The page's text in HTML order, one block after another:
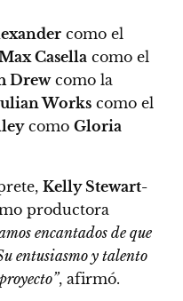
como el
Casella como el
Drewcomo la
Works como el
como Gloria
Kelly Stewart-
productora
encantados de que
entusiasmo y talento
, afirmó.